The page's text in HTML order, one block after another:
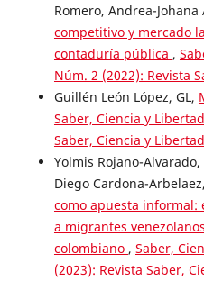
Romero, Andrea-
competitivo y mercado
contaduría pública ,
Núm. 2 (2022): Revista
Guillén León López, GL,
Saber, Ciencia y
Saber, Ciencia y Libertad
Yolmis Rojano-
Diego Cardona-Arbelaez,
como apuesta informal:
a migrantes
colombiano , Saber,
(2023): Revista Saber,